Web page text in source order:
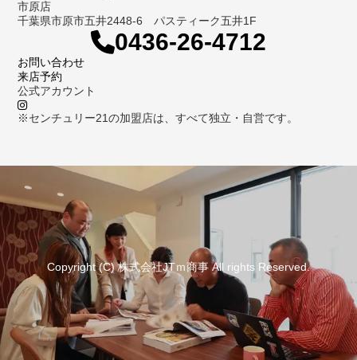
市原店
千葉県市原市五井2448-6 パスティーク五井1F
0436-26-4712
お問い合わせ
来店予約
公式アカウント
※センチュリー21の加盟店は、すべて独立・自営です。
Copyright (C) 株式会社JTｍ商事 All rights Reserved.